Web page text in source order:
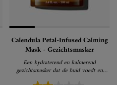
Calendula Petal-Infused Calming
Mask - Gezichtsmasker
Een hydraterend en kalmerend
gezichtsmasker dat de huid voedt en
hydrateert